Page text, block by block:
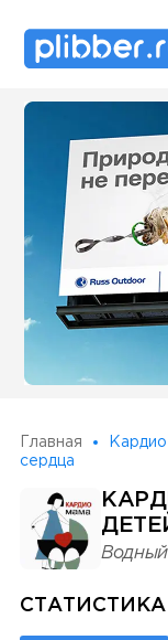
Some SEO Title
Главная
сердца